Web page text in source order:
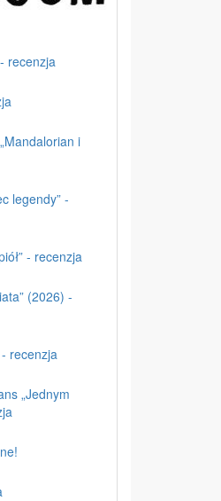
recenzja
i
legendy” -
- recenzja
(2026) -
recenzja
„Jednym